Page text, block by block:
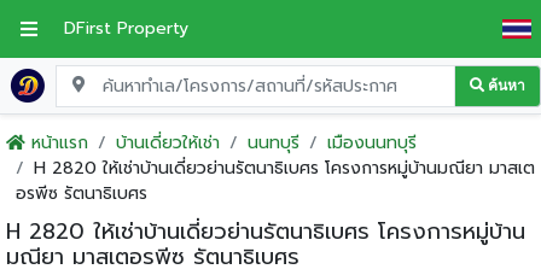
DFirst Property
ค้นหา
หน้าแรก บ้านเดี่ยวให้เช่า นนทบุรี
เมืองนนทบุรี
H 2820 ให้เช่าบ้านเดี่ยวย่านรัตนาธิเบศร โครงการหมู่บ้านมณียา มาสเต
อรพีซ รัตนาธิเบศร
H 2820 ให้เช่าบ้านเดี่ยวย่านรัตนาธิเบศร โครงการหมู่บ้าน
มณียา มาสเตอรพีซ รัตนาธิเบศร